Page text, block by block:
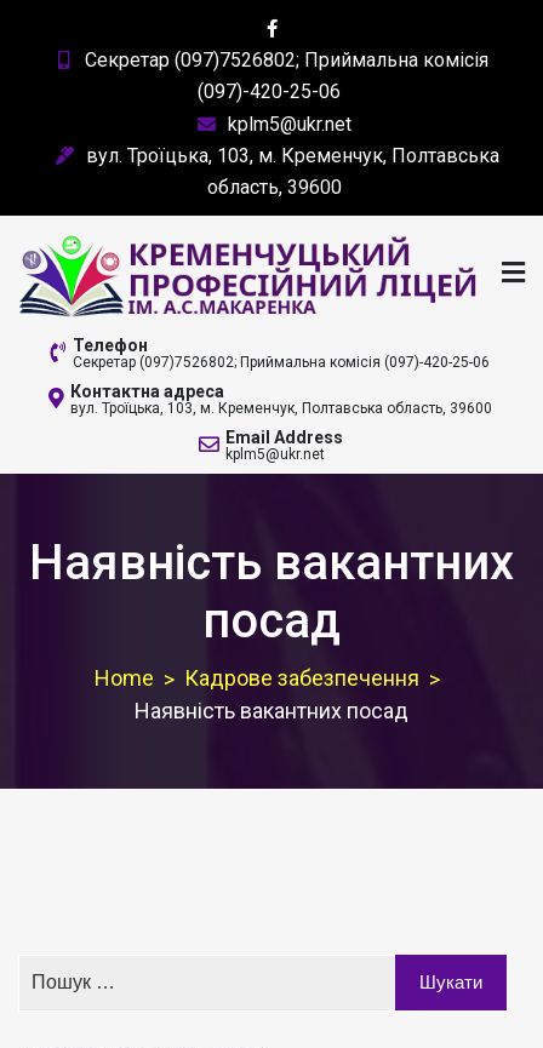
content
Секретар (097)7526802; Приймальна комісія
(097)-420-25-06
kplm5@ukr.net
вул. Троїцька, 103, м. Кременчук, Полтавська
область, 39600
КРЕМЕНЧУЦЬКИЙ
ПРОФЕСІЙНИЙ ЛІЦЕЙ
ІМ. А. С. МАКАРЕНКА
Телефон
Секретар (097)7526802; Приймальна комісія (097)-420-25-06
Контактна адреса
вул. Троїцька, 103, м. Кременчук, Полтавська область, 39600
Email Address
kplm5@ukr.net
Наявність вакантних
посад
Home
Кадрове забезпечення
Наявність вакантних посад